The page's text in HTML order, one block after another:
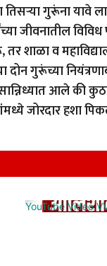
गुरूंना यावे
जीवनातील
शाळा व
दोन गुरूंच्या
आले की
जोरदार हशा
YouTube Video